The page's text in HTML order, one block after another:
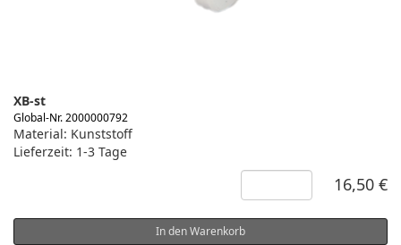
XB-st
Global-Nr. 2000000792
Material: Kunststoff
Lieferzeit: 1-3 Tage
16,50 €
In den Warenkorb